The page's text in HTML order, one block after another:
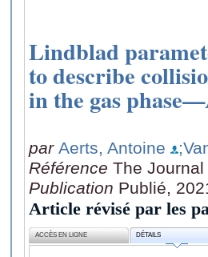
Lindblad
to describe
in the gas
par Aerts, Antoine
Référence The
Publication Publié,
Article révisé par les
ACCÈS EN LIGNE DÉTAILS